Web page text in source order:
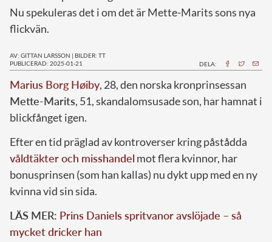
Nu spekuleras det i om det är Mette-Marits sons nya
flickvän.
AV: GITTAN LARSSON | BILDER: TT
PUBLICERAD: 2025-01-21
DELA:
Marius Borg Høiby, 28, den norska kronprinsessan
Mette-Marits, 51, skandalomsusade son, har hamnat i
blickfånget igen.
Efter en tid präglad av kontroverser kring påstådda
våldtäkter och misshandelmot flera kvinnor, har
bonusprinsen (som han kallas) nu dykt upp med en ny
kvinna vid sin sida.
LÄS MER: Prins Daniels spritvanor avslöjade – så
mycket dricker han